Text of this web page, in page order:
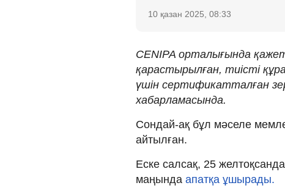
10 қазан 2025, 08:33
CENIPA орталығында
қарастырылған, тиісті
үшін сертификатталған
хабарламасында.
Сондай-ақ бұл мәселе
айтылған.
Еске салсақ, 25
маңында апатқа ұшырады.